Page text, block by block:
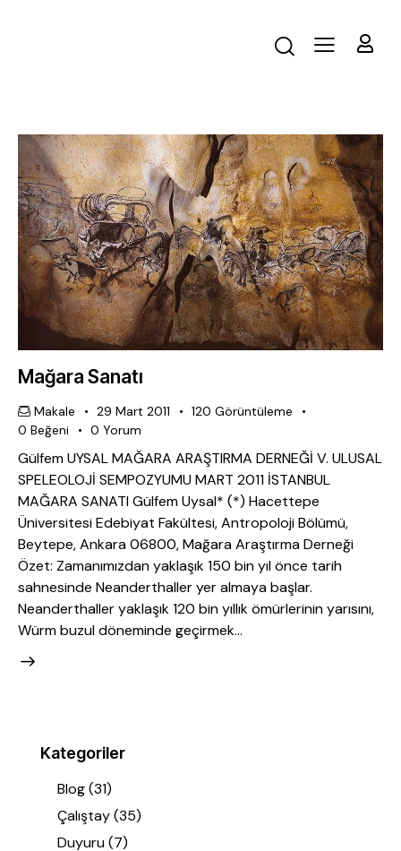
Mağara Sanatı
Makale 29 Mart 2011 120 Görüntüleme
0 Beğeni 0 Yorum
Gülfem UYSAL MAĞARA ARAŞTIRMA DERNEĞİ V. ULUSAL
SPELEOLOJİ SEMPOZYUMU MART 2011 İSTANBUL
MAĞARA SANATI Gülfem Uysal* (*) Hacettepe
Üniversitesi Edebiyat Fakültesi, Antropoloji Bölümü,
Beytepe, Ankara 06800, Mağara Araştırma Derneği
Özet: Zamanımızdan yaklaşık 150 bin yıl önce tarih
sahnesinde Neanderthaller yer almaya başlar.
Neanderthaller yaklaşık 120 bin yıllık ömürlerinin yarısını,
Würm buzul döneminde geçirmek…
Kategoriler
Blog(31)
Çalıştay(35)
Duyuru(7)